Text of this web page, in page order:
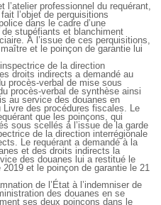
l’atelier professionnel du requérant,
l’objet de perquisitions
dans le cadre d’une
stupéfiants et blanchiment
À l’issue de ces perquisitions,
et le poinçon de garantie lui
de la direction
droits indirects a demandé au
procès-verbal de mise sous
procès-verbal de synthèse ainsi
au service des douanes en
Livre des procédures fiscales. Le
que les poinçons, qui
sous scellés à l’issue de la garde
de la direction interrégionale
Le requérant a demandé à la
et des droits indirects la
des douanes lui a restitué le
et le poinçon de garantie le 21
de l’État à l’indemniser de
des douanes en se
ses deux poinçons dans le